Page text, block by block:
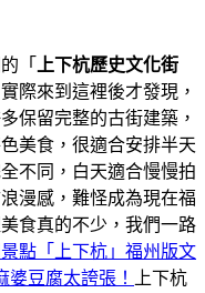
「
上下杭歷史文化街
際來到這裡後才發現，
保留完整的古街建築，
美食，很適合安排半天
不同，白天適合慢慢拍
漫感，難怪成為現在福
食真的不少，我們一路
點「上下杭」福州版文
豆腐太誇張！
上下杭